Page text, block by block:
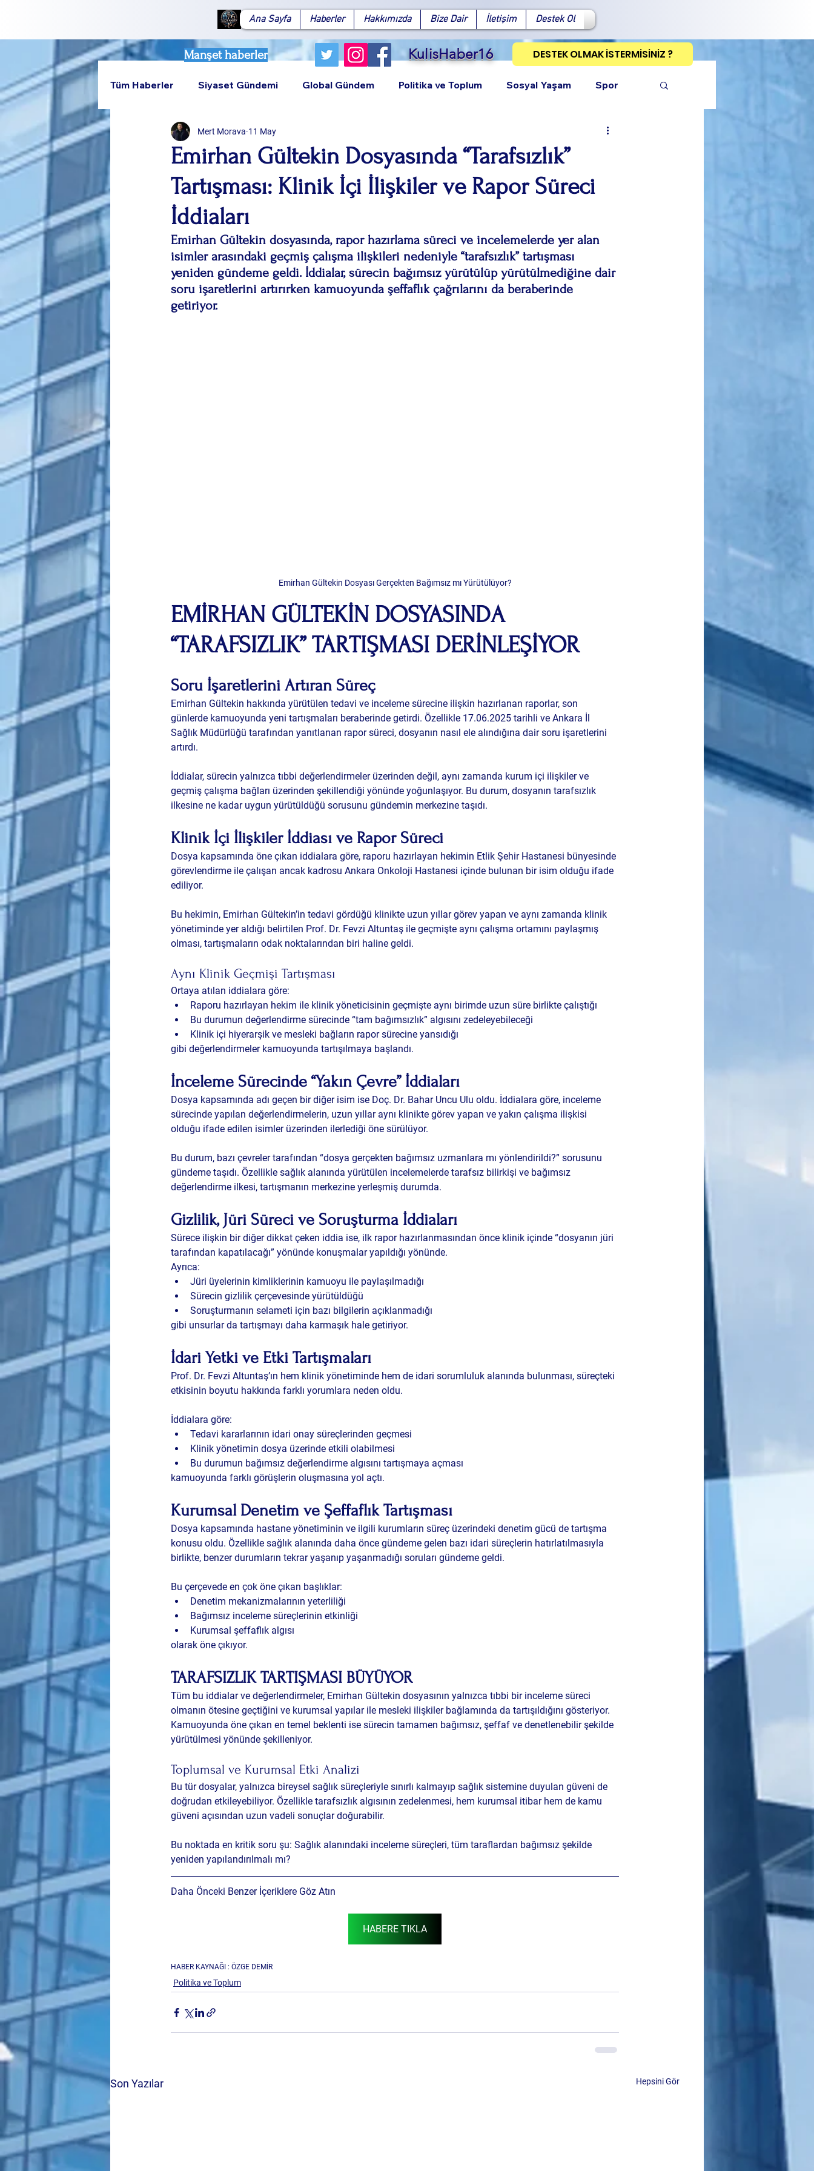
Ana Sayfa Haberler Hakkımızda Bize Dair İletişim Destek Ol
Manşet haberler KulisHaber16 DESTEK OLMAK İSTERMİSİNİZ ?
Facebook X (Twitter) WhatsApp LinkedInPinterestBağlantıyı Kopyala
Tüm Haberler Siyaset Gündemi Global Gündem Politika ve Toplum Sosyal Yaşam Spor
Teknoloji Rumeli
Emirhan Gültekin Dosyasında “Tarafsızlık”
Tartışması: Klinik İçi İlişkiler ve Rapor Süreci
İddiaları
Mert Morava 11 May
Emirhan Gültekin dosyasında, rapor hazırlama süreci ve incelemelerde yer alan
isimler arasındaki geçmiş çalışma ilişkileri nedeniyle “tarafsızlık” tartışması
yeniden gündeme geldi. İddialar, sürecin bağımsız yürütülüp yürütülmediğine dair
soru işaretlerini artırırken kamuoyunda şeffaflık çağrılarını da beraberinde
getiriyor.
Emirhan Gültekin Dosyası Gerçekten Bağımsız mı Yürütülüyor?
EMİRHAN GÜLTEKİN DOSYASINDA
“TARAFSIZLIK” TARTIŞMASI DERİNLEŞİYOR
Soru İşaretlerini Artıran Süreç
Emirhan Gültekin hakkında yürütülen tedavi ve inceleme sürecine ilişkin hazırlanan raporlar, son
günlerde kamuoyunda yeni tartışmaları beraberinde getirdi. Özellikle 17.06.2025 tarihli ve Ankara İl
Sağlık Müdürlüğü tarafından yanıtlanan rapor süreci, dosyanın nasıl ele alındığına dair soru işaretlerini
artırdı.
İddialar, sürecin yalnızca tıbbi değerlendirmeler üzerinden değil, aynı zamanda kurum içi ilişkiler ve
geçmiş çalışma bağları üzerinden şekillendiği yönünde yoğunlaşıyor. Bu durum, dosyanın tarafsızlık
ilkesine ne kadar uygun yürütüldüğü sorusunu gündemin merkezine taşıdı.
Klinik İçi İlişkiler İddiası ve Rapor Süreci
Dosya kapsamında öne çıkan iddialara göre, raporu hazırlayan hekimin Etlik Şehir Hastanesi bünyesinde
görevlendirme ile çalışan ancak kadrosu Ankara Onkoloji Hastanesi içinde bulunan bir isim olduğu ifade
ediliyor.
Bu hekimin, Emirhan Gültekin’in tedavi gördüğü klinikte uzun yıllar görev yapan ve aynı zamanda klinik
yönetiminde yer aldığı belirtilen Prof. Dr. Fevzi Altuntaş ile geçmişte aynı çalışma ortamını paylaşmış
olması, tartışmaların odak noktalarından biri haline geldi.
Aynı Klinik Geçmişi Tartışması
Ortaya atılan iddialara göre:
Raporu hazırlayan hekim ile klinik yöneticisinin geçmişte aynı birimde uzun süre birlikte çalıştığı
Bu durumun değerlendirme sürecinde “tam bağımsızlık” algısını zedeleyebileceği
Klinik içi hiyerarşik ve mesleki bağların rapor sürecine yansıdığı
gibi değerlendirmeler kamuoyunda tartışılmaya başlandı.
İnceleme Sürecinde “Yakın Çevre” İddiaları
Dosya kapsamında adı geçen bir diğer isim ise Doç. Dr. Bahar Uncu Ulu oldu. İddialara göre, inceleme
sürecinde yapılan değerlendirmelerin, uzun yıllar aynı klinikte görev yapan ve yakın çalışma ilişkisi
olduğu ifade edilen isimler üzerinden ilerlediği öne sürülüyor.
Bu durum, bazı çevreler tarafından “dosya gerçekten bağımsız uzmanlara mı yönlendirildi?” sorusunu
gündeme taşıdı. Özellikle sağlık alanında yürütülen incelemelerde tarafsız bilirkişi ve bağımsız
değerlendirme ilkesi, tartışmanın merkezine yerleşmiş durumda.
Gizlilik, Jüri Süreci ve Soruşturma İddiaları
Sürece ilişkin bir diğer dikkat çeken iddia ise, ilk rapor hazırlanmasından önce klinik içinde “dosyanın jüri
tarafından kapatılacağı” yönünde konuşmalar yapıldığı yönünde.
Ayrıca:
Jüri üyelerinin kimliklerinin kamuoyu ile paylaşılmadığı
Sürecin gizlilik çerçevesinde yürütüldüğü
Soruşturmanın selameti için bazı bilgilerin açıklanmadığı
gibi unsurlar da tartışmayı daha karmaşık hale getiriyor.
İdari Yetki ve Etki Tartışmaları
Prof. Dr. Fevzi Altuntaş’ın hem klinik yönetiminde hem de idari sorumluluk alanında bulunması, süreçteki
etkisinin boyutu hakkında farklı yorumlara neden oldu.
İddialara göre:
Tedavi kararlarının idari onay süreçlerinden geçmesi
Klinik yönetimin dosya üzerinde etkili olabilmesi
Bu durumun bağımsız değerlendirme algısını tartışmaya açması
kamuoyunda farklı görüşlerin oluşmasına yol açtı.
Kurumsal Denetim ve Şeffaflık Tartışması
Dosya kapsamında hastane yönetiminin ve ilgili kurumların süreç üzerindeki denetim gücü de tartışma
konusu oldu. Özellikle sağlık alanında daha önce gündeme gelen bazı idari süreçlerin hatırlatılmasıyla
birlikte, benzer durumların tekrar yaşanıp yaşanmadığı soruları gündeme geldi.
Bu çerçevede en çok öne çıkan başlıklar:
Denetim mekanizmalarının yeterliliği
Bağımsız inceleme süreçlerinin etkinliği
Kurumsal şeffaflık algısı
olarak öne çıkıyor.
TARAFSIZLIK TARTIŞMASI BÜYÜYOR
Tüm bu iddialar ve değerlendirmeler, Emirhan Gültekin dosyasının yalnızca tıbbi bir inceleme süreci
olmanın ötesine geçtiğini ve kurumsal yapılar ile mesleki ilişkiler bağlamında da tartışıldığını gösteriyor.
Kamuoyunda öne çıkan en temel beklenti ise sürecin tamamen bağımsız, şeffaf ve denetlenebilir şekilde
yürütülmesi yönünde şekilleniyor.
Toplumsal ve Kurumsal Etki Analizi
Bu tür dosyalar, yalnızca bireysel sağlık süreçleriyle sınırlı kalmayıp sağlık sistemine duyulan güveni de
doğrudan etkileyebiliyor. Özellikle tarafsızlık algısının zedelenmesi, hem kurumsal itibar hem de kamu
güveni açısından uzun vadeli sonuçlar doğurabilir.
Bu noktada en kritik soru şu: Sağlık alanındaki inceleme süreçleri, tüm taraflardan bağımsız şekilde
yeniden yapılandırılmalı mı?
Daha Önceki Benzer İçeriklere Göz Atın
HABERE TIKLA
HABER KAYNAĞI : ÖZGE DEMİR
Politika ve Toplum
Son Yazılar Hepsini Gör